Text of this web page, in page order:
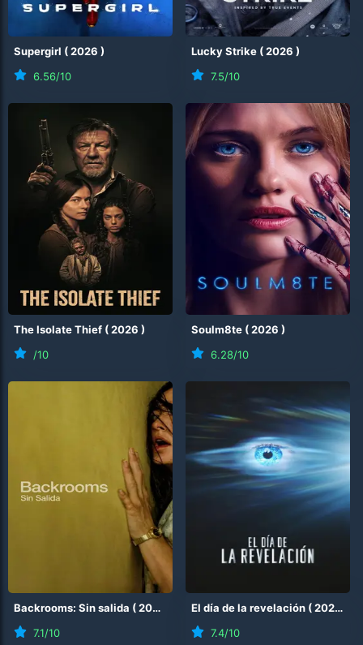
Supergirl (2026 )
6.56/10
Lucky Strike (2026 )
7.5/10
The Isolate Thief (2026 )
/10
Soulm8te (2026 )
6.28/10
Backrooms: Sin salida (2026
7.1/10
El día de la revelación (2026 )
7.4/10